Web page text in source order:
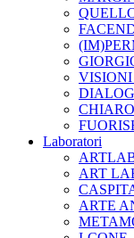
VISIONI
Laboratori
ART
ARTE